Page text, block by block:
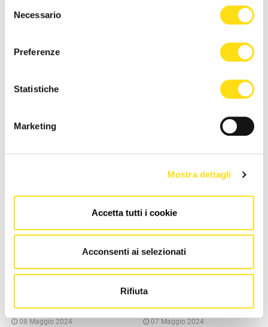
delNecessario
Preferenze
Statistiche
Marketing
Mostra dettagli
Accetta tutti i cookie
Acconsenti ai selezionati
Rifiuta
GO2025
Aperta la call "Realtà
27 Giugno 2024
Gorizia protagonista al
Salone del libro di Torino
Romani Prodi ricorda la
caduta del muro tra Gorizia e
Nova Gorica
08 Maggio 2024
GO2025
Gorizia simbolo di unione in
Europa, presentato il nuovo
07 Maggio 2024